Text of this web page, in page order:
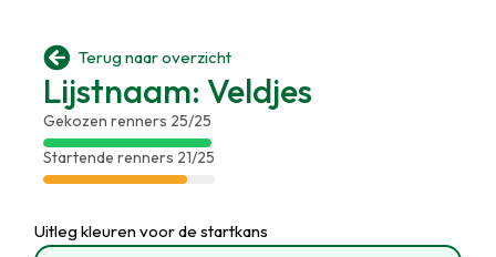
 Terug naar overzicht
Lijstnaam: Veldjes
Gekozen renners 25/25
Startende renners 21/25
Uitleg kleuren voor de startkans